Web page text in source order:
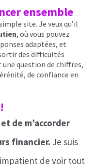
ensemble
site. Je veux qu’il
, où vous pouvez
adaptées, et
des difficultés
une question de chiffres,
de confiance en
de m’accorder
financier. Je suis
de voir tout